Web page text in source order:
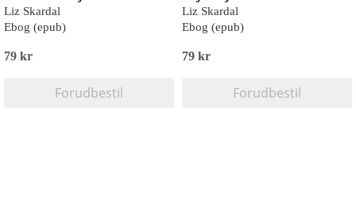
Liz Skardal
Ebog (epub)
79 kr
Forudbestil
Liz Skardal
Ebog (epub)
79 kr
Forudbestil